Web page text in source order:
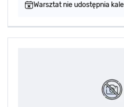
Warsztat nie udostępnia